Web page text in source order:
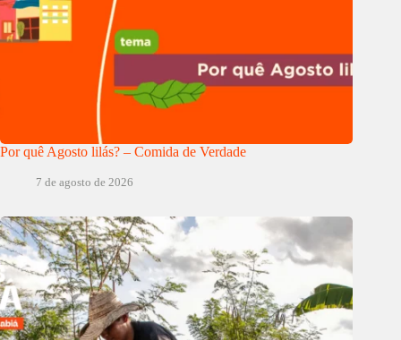
Por quê Agosto lilás? – Comida de Verdade
7 de agosto de 2026